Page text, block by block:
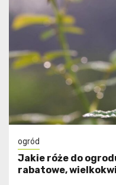
ogród
Jakie róże do
rabatowe,